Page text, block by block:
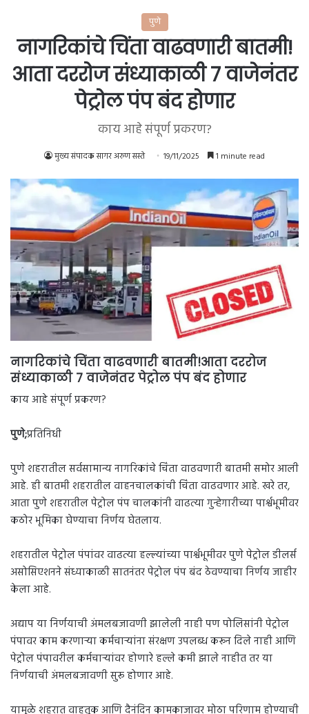
पुणे
नागरिकांचे चिंता वाढवणारी बातमी!
आता दररोज संध्याकाळी 7 वाजेनंतर
पेट्रोल पंप बंद होणार
काय आहे संपूर्ण प्रकरण?
मुख्य संपादक सागर अरुण सस्ते 19/11/2025 1 minute read
नागरिकांचे चिंता वाढवणारी बातमी!आता दररोज
संध्याकाळी 7 वाजेनंतर पेट्रोल पंप बंद होणार
काय आहे संपूर्ण प्रकरण?
पुणे;प्रतिनिधी
पुणे शहरातील सर्वसामान्य नागरिकांचे चिंता वाढवणारी बातमी समोर आली
आहे. ही बातमी शहरातील वाहनचालकांची चिंता वाढवणार आहे. खरे तर,
आता पुणे शहरातील पेट्रोल पंप चालकांनी वाढत्या गुन्हेगारीच्या पार्श्वभूमीवर
कठोर भूमिका घेण्याचा निर्णय घेतलाय.
शहरातील पेट्रोल पंपांवर वाढत्या हल्ल्यांच्या पार्श्वभूमीवर पुणे पेट्रोल डीलर्स
असोसिएशनने संध्याकाळी सातनंतर पेट्रोल पंप बंद ठेवण्याचा निर्णय जाहीर
केला आहे.
अद्याप या निर्णयाची अंमलबजावणी झालेली नाही पण पोलिसांनी पेट्रोल
पंपावर काम करणाऱ्या कर्मचाऱ्यांना संरक्षण उपलब्ध करून दिले नाही आणि
पेट्रोल पंपावरील कर्मचाऱ्यांवर होणारे हल्ले कमी झाले नाहीत तर या
निर्णयाची अंमलबजावणी सुरू होणार आहे.